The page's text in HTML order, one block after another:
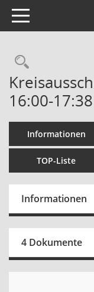
Toggle navigation
16:00-
Informationen
TOP-Liste
Informationen
4 Dokumente